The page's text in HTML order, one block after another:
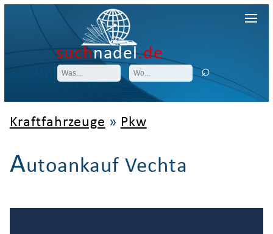
suchnadel.de
Kraftfahrzeuge » Pkw
Autoankauf Vechta